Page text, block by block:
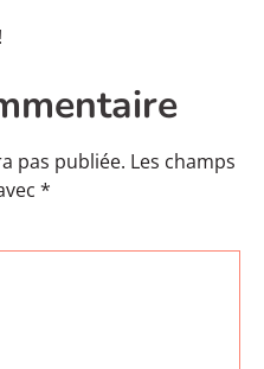
pas publiée. Les champs
*